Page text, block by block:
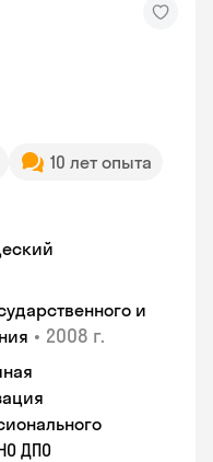
10 лет опыта
и
• 2008 г.
ДПО